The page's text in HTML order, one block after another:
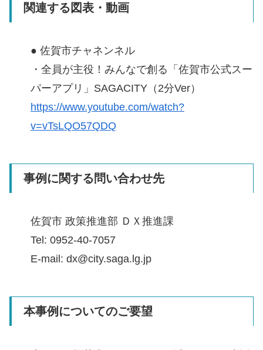
関連する図表・動画
● 佐賀市チャネンネル
・全員が主役！みんなで創る「佐賀市公式スー
パーアプリ」SAGACITY（2分Ver）
https://www.youtube.com/watch?
v=vTsLQO57QDQ
事例に関する問い合わせ先
佐賀市 政策推進部 ＤＸ推進課
Tel: 0952-40-7057
E-mail: dx@city.saga.lg.jp
本事例についてのご要望